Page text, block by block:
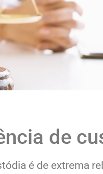
de
é de extrema